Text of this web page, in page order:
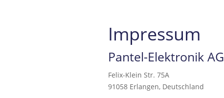
Impressum
Pantel-Elektronik AG
Felix-Klein Str. 75A
91058 Erlangen, Deutschland